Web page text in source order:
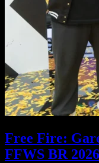
Free Fire:
FFWS BR